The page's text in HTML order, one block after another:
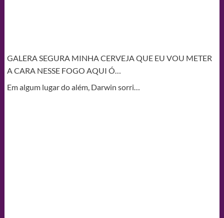
GALERA SEGURA MINHA CERVEJA QUE EU VOU METER
A CARA NESSE FOGO AQUI Ó…
Em algum lugar do além, Darwin sorri…